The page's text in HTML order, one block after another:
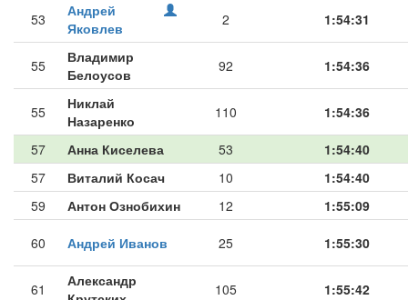
53
Андрей
Яковлев
2 1:54:31
55
Владимир
Белоусов
92 1:54:36
55
Никлай
Назаренко
110 1:54:36
57 Анна Киселева 53
1:54:40
57
Виталий Косач 10
1:54:40
59
Антон Ознобихин 12 1:55:09
60 Андрей Иванов 25 1:55:30
61
Александр
105 1:55:42